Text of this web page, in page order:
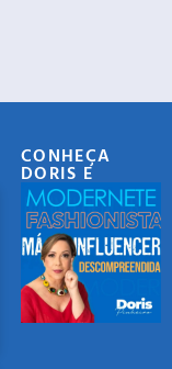
à
mãe
CONHEÇA
DORIS E
EQUIPE